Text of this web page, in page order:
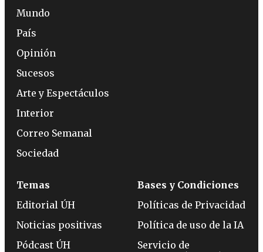
Mundo
País
Opinión
Sucesos
Arte y Espectáculos
Interior
Correo Semanal
Sociedad
Temas
Editorial ÚH
Noticias positivas
Pódcast ÚH
Bases y Condiciones
Políticas de Privacidad
Política de uso de la IA
Servicio de